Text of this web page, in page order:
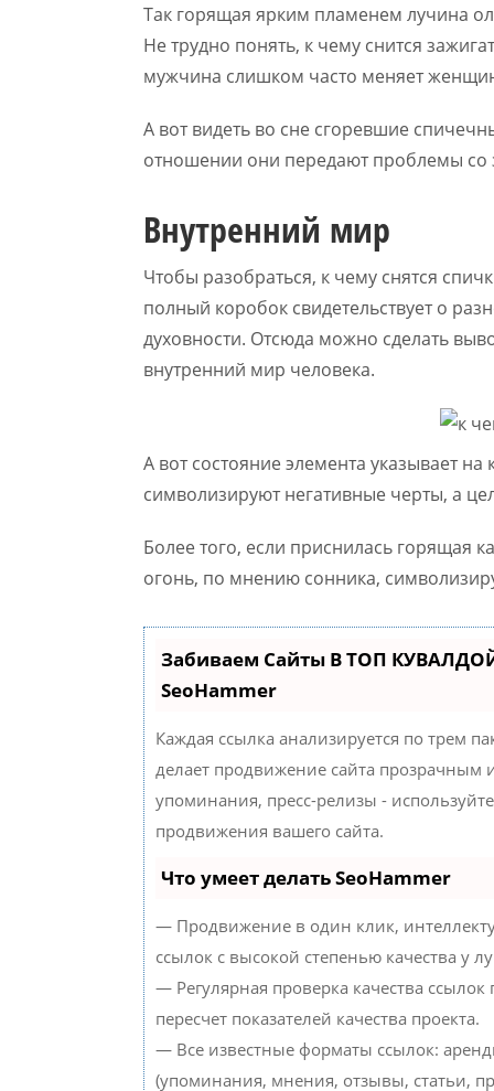
Так горящая ярким пламенем лучина
Не трудно понять, к чему снится
мужчина слишком часто меняет
А вот видеть во сне сгоревшие
отношении они передают проблемы
Внутренний мир
Чтобы разобраться, к чему снятся
полный коробок свидетельствует о
духовности. Отсюда можно сделать
внутренний мир человека.
А вот состояние элемента указывает
символизируют негативные черты, а
Более того, если приснилась горящая
огонь, по мнению сонника,
Забиваем Сайты В ТОП
SeoHammer
Каждая ссылка анализируется по трем
делает продвижение сайта прозрачным
упоминания, пресс-релизы -
продвижения вашего сайта.
Что умеет делать SeoHammer
— Продвижение в один клик,
ссылок с высокой степенью качества у
— Регулярная проверка качества
пересчет показателей качества проекта.
— Все известные форматы ссылок:
(упоминания, мнения, отзывы, статьи,